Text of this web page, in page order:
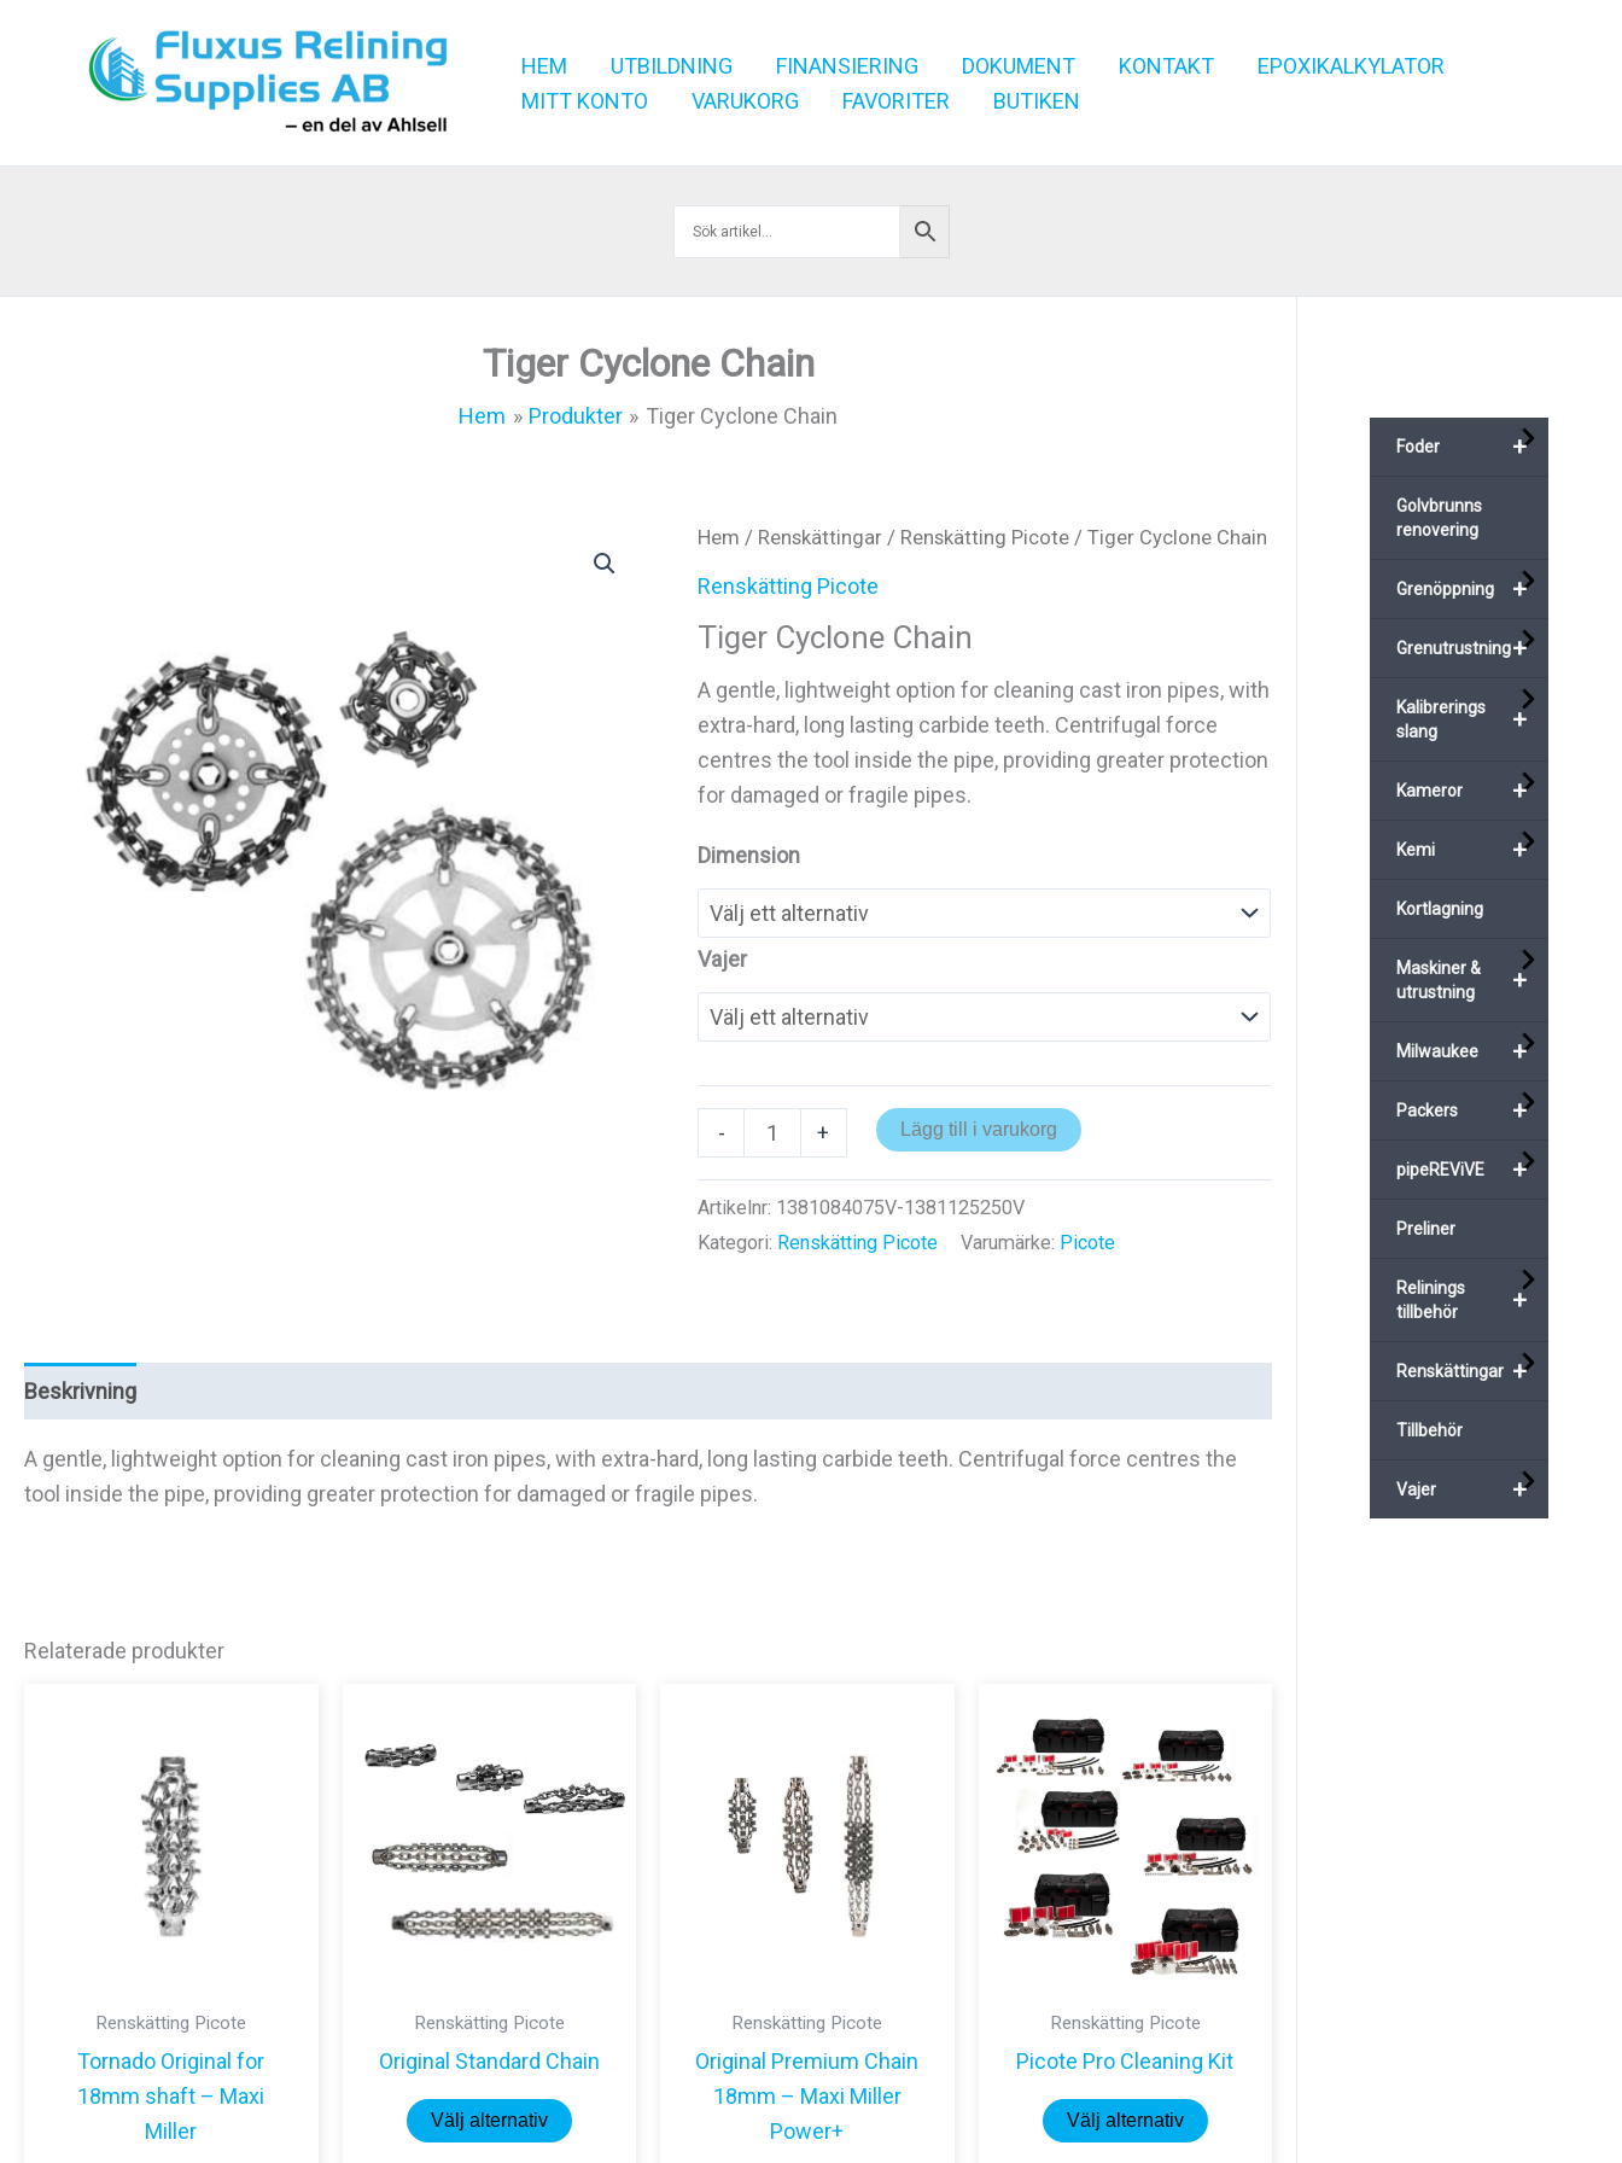
HEM UTBILDNING FINANSIERING DOKUMENT KONTAKT
EPOXIKALKYLATOR
MITT KONTO
VARUKORG FAVORITER BUTIKEN
Tiger Cyclone Chain
Hem Produkter Tiger Cyclone Chain
Hem / Renskättingar / Renskätting Picote / Tiger Cyclone Chain
Renskätting Picote
Tiger Cyclone Chain
A gentle, lightweight option for cleaning cast iron pipes, with
extra-hard, long lasting carbide teeth. Centrifugal force
centres the tool inside the pipe, providing greater protection
for damaged or fragile pipes.
Dimension
Vajer
-
Cyclone
Chain
mängd
+ Lägg till i varukorg
Artikelnr: 1381084075V-1381125250V
Kategori: Renskätting Picote Varumärke: Picote
Beskrivning
A gentle, lightweight option for cleaning cast iron pipes, with extra-hard, long lasting carbide teeth. Centrifugal force centres the
tool inside the pipe, providing greater protection for damaged or fragile pipes.
Relaterade produkter
Renskätting Picote
Tornado Original for
18mm shaft – Maxi
Miller
Renskätting Picote
Original Standard Chain
Välj alternativ
Den
Renskätting Picote
Original Premium Chain
18mm – Maxi Miller
Power+
Renskätting Picote
Picote Pro Cleaning Kit
Välj alternativ
Den
+
Foder
Golvbrunns
renovering
+
Grenöppning
+
Grenutrustning
+
Kalibrerings
slang
+
Kameror
+
Kemi
Kortlagning
+
Maskiner &
utrustning
+
Milwaukee
+
Packers
+
pipeREViVE
Preliner
+
Relinings
tillbehör
+
Renskättingar
Tillbehör
+
Vajer